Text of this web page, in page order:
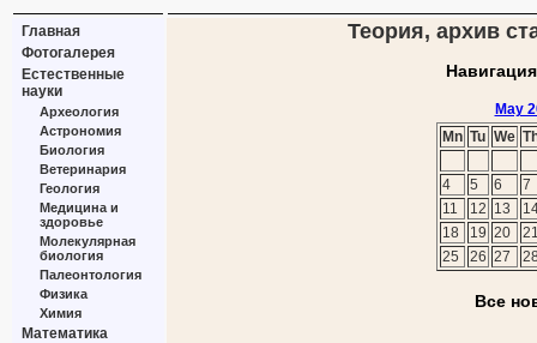
Главная
Фотогалерея
Естественные
науки
Археология
Астрономия
Биология
Ветеринария
Геология
Медицина и
здоровье
Молекулярная
биология
Палеонтология
Физика
Химия
Математика
Теория, архив
May
Mn Tu We
4 5 6
7
11
12 13
18
19 20
25
26 27
Все